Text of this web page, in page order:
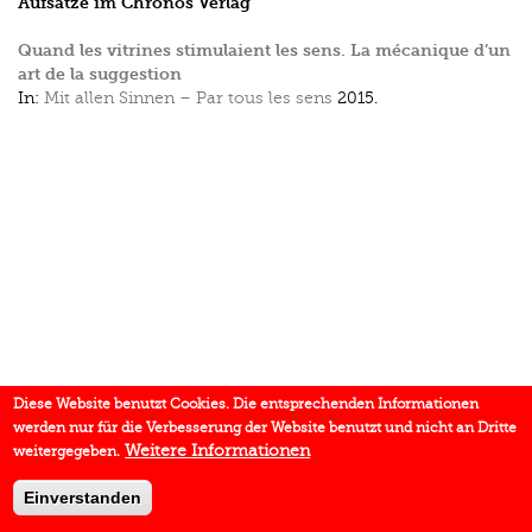
Quand les vitrines stimulaient les sens. La mécanique d’un
art de la suggestion
In: Mit allen Sinnen – Par tous les sens 2015.
Diese Website benutzt Cookies. Die entsprechenden Informationen
werden nur für die Verbesserung der Website benutzt und nicht an Dritte
weitergegeben. Weitere Informationen
Einverstanden